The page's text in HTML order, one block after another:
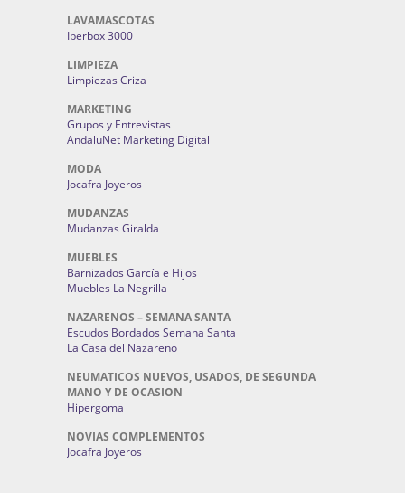
LAVAMASCOTAS
Iberbox 3000
LIMPIEZA
Limpiezas Criza
MARKETING
Grupos y Entrevistas
AndaluNet Marketing Digital
MODA
Jocafra Joyeros
MUDANZAS
Mudanzas Giralda
MUEBLES
Barnizados García e Hijos
Muebles La Negrilla
NAZARENOS – SEMANA SANTA
Escudos Bordados Semana Santa
La Casa del Nazareno
NEUMATICOS NUEVOS, USADOS, DE SEGUNDA
MANO Y DE OCASION
Hipergoma
NOVIAS COMPLEMENTOS
Jocafra Joyeros